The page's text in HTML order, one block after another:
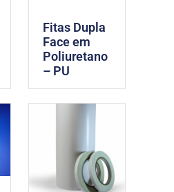
Fitas Dupla
Face em
Poliuretano
– PU